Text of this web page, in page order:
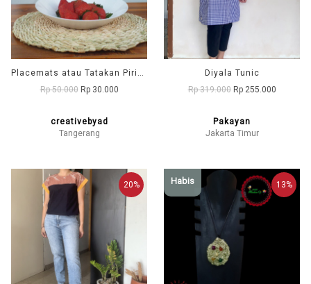
Placemats atau Tatakan Piring Kulit Jagung
Rp 50.000 Rp 30.000
creativebyad
Tangerang
Diyala Tunic
Rp 319.000 Rp 255.000
Pakayan
Jakarta Timur
20% 13%
Habis